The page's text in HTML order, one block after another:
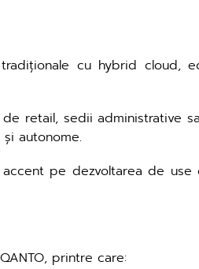
cu hybrid
retail, sedii administrative
autonome.
pe dezvoltarea de
printre care: